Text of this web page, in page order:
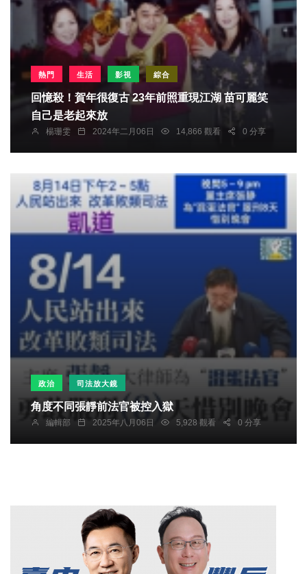
熱門 生活 影視 綜合
回憶殺！賀年很復古 23年前照重現江湖 苗可麗笑
自己是老起來放
楊珊雯 2024年二月06日 14,866 觀看 0 分享
政治 司法放大鏡
角度不同張靜前法官被控入獄
編輯部 2025年八月06日 5,928 觀看 0 分享